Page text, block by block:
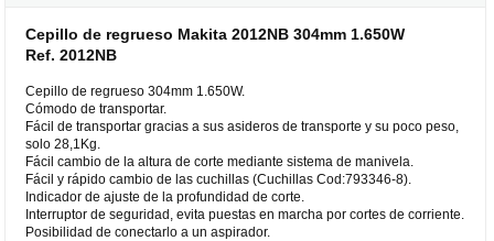
Cepillo de regrueso Makita 2012NB 304mm 1.650W
Ref. 2012NB
Cepillo de regrueso 304mm 1.650W.
Cómodo de transportar.
Fácil de transportar gracias a sus asideros de transporte y su poco peso,
solo 28,1Kg.
Fácil cambio de la altura de corte mediante sistema de manivela.
Fácil y rápido cambio de las cuchillas (Cuchillas Cod:793346-8).
Indicador de ajuste de la profundidad de corte.
Interruptor de seguridad, evita puestas en marcha por cortes de corriente.
Posibilidad de conectarlo a un aspirador.